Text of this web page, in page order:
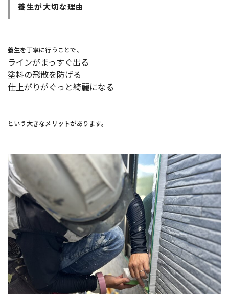
養生が大切な理由
養生を丁寧に行うことで、
ラインがまっすぐ出る
塗料の飛散を防げる
仕上がりがぐっと綺麗になる
という大きなメリットがあります。